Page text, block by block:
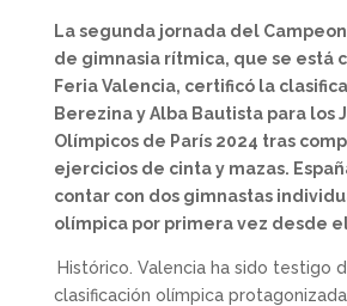
La segunda jornada del
de gimnasia rítmica, que se está
Feria Valencia, certificó la
Berezina y Alba Bautista para los
Olímpicos de París 2024 tras
ejercicios de cinta y mazas.
contar con dos gimnastas
olímpica por primera vez desde
Histórico. Valencia ha sido testigo
clasificación olímpica